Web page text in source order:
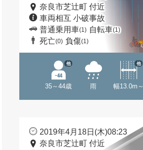
奈良市芝辻町 付近
車両相互 小破事故
普通乗用車(1) 自転車(1)
死亡(0) 負傷(1)
35～44歳
他
雨 幅13.0m～
他
2019年4月18日(木)08:23
奈良市芝辻町 付近